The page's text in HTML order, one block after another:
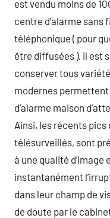
est vendu moins de
centre d’alarme sans
téléphonique ( pour
être diffusées ), il est
conserver tous
modernes permettent
d’alarme maison
Ainsi, les récents
télésurveillés, sont
à une qualité d’image
instantanément
dans leur champ de
de doute par le